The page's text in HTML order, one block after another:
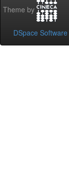
Theme by
DSpace Software